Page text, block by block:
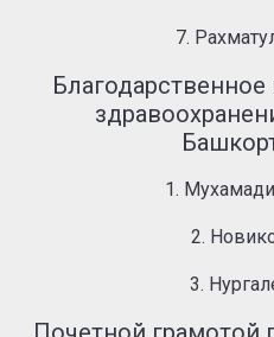
7.
1.
2.
3.